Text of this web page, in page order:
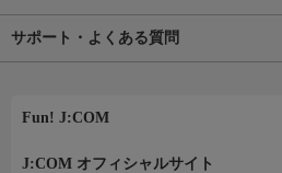
サポート・よくある質問
Fun! J:COM
J:COM オフィシャルサイト